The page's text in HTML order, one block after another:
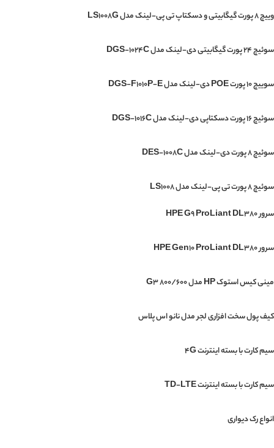
وییچ 8 پورت گیگابیتی و دسکتاپ تی پی-لینک مدل LS1008G
سوئیچ 24 پورت گیگابیتی دی-لینک مدل DGS-1024C
سوییچ 10 پورت POE دی-لینک مدل DGS-F1010P-E
سوئیچ 16 پورت دسکتاپی دی-لینک مدل DGS-1016C
سوئیچ 8 پورت دی-لینک مدل DES-1008C
سوئیچ ۸ پورت تی پی-لینک مدل LS1008
سرور HPE G9 ProLiant DL380
سرور HPE Gen10 ProLiant DL380
مینی‌ کیس استوک HP مدل G3 800/600
کیف پول سخت افزاری لجر مدل نانو اس پلاس
سیم کارت با بسته اینترنت 4G
سیم کارت با بسته اینترنت TD-LTE
انواع رک دیواری